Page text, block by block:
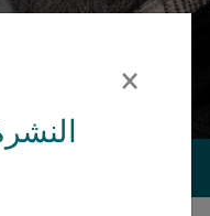
×